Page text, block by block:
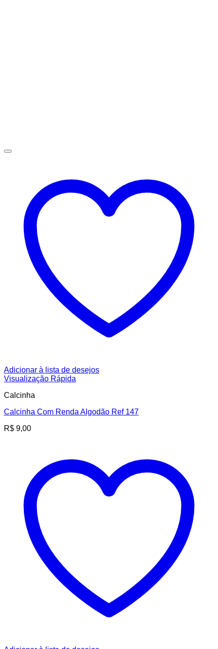
Adicionar à lista de desejos
Visualização Rápida
Calcinha
Calcinha Com Renda Algodão Ref 147
R$ 9,00